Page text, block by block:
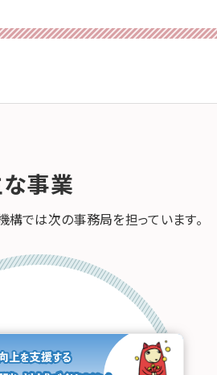
事業
では次の事務局を担っています。